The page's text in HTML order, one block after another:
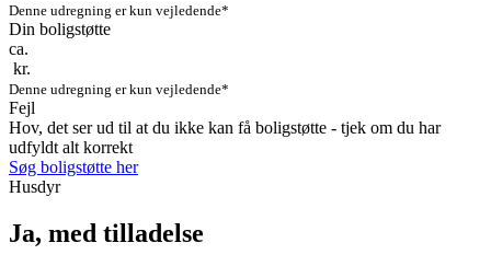
Denne udregning er kun vejledende*
Din boligstøtte
ca.
kr.
Denne udregning er kun vejledende*
Fejl
Hov, det ser ud til at du ikke kan få boligstøtte - tjek om du har
udfyldt alt korrekt
Søg boligstøtte her
Husdyr
Ja, med tilladelse